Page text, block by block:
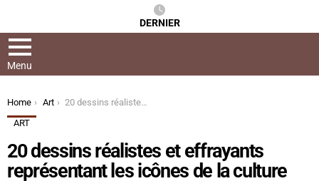
DERNIER
Menu
You are here:
Home Art
20 dessins réalistes et effrayants représentant les icônes de la culture pop
ART
20 dessins réalistes et effrayants
représentant les icônes de la culture